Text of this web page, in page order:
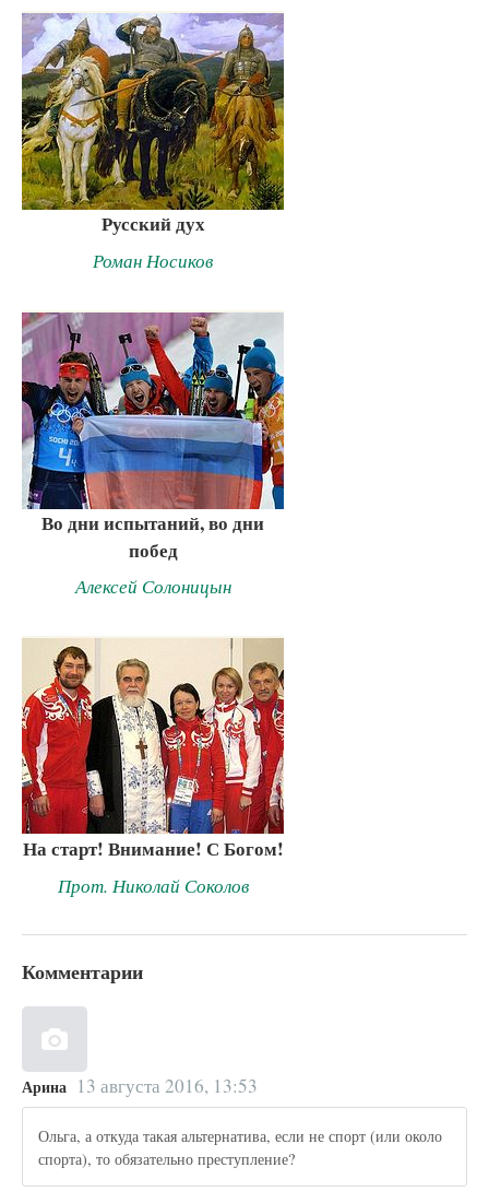
Русский дух
Роман Носиков
Во дни испытаний, во дни
побед
Алексей Солоницын
На старт! Внимание! С Богом!
Прот. Николай Соколов
Комментарии
Арина 13 августа 2016, 13:53
Ольга, а откуда такая альтернатива, если не спорт (или около
спорта), то обязательно преступление?